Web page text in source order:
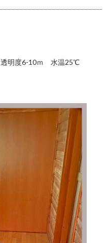
透明度6-10ｍ 水温25℃